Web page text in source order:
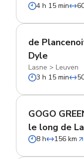
4 h 15 min
de
Dyle
Lasne > Leuven
3 h 15 min
GOGO
le long de
8 h 156 km